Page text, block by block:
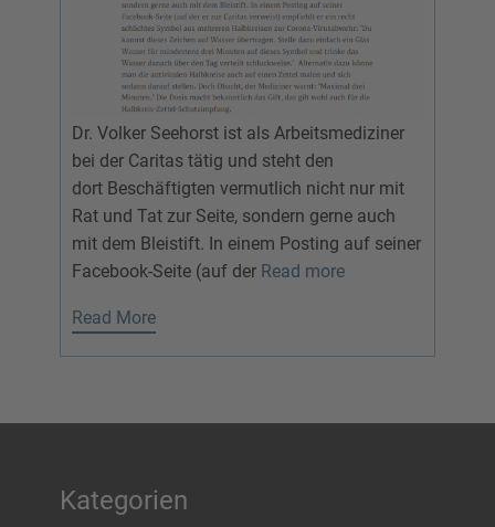
Dr. Volker Seehorst ist als Arbeitsmediziner
bei der Caritas tätig und steht den
dort Beschäftigten vermutlich nicht nur mit
Rat und Tat zur Seite, sondern gerne auch
mit dem Bleistift. In einem Posting auf seiner
Facebook-Seite (auf der Read more
Read More
Kategorien